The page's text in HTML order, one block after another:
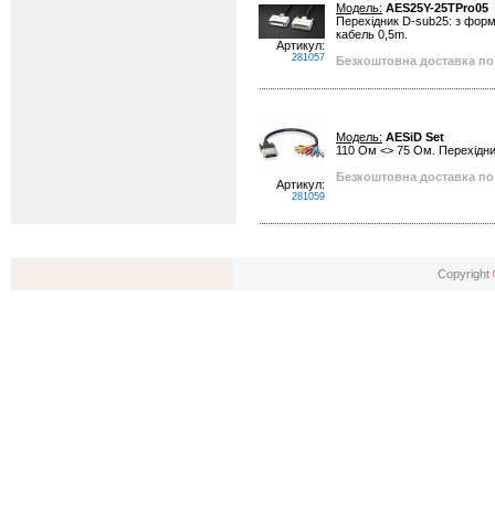
Артикул:
281057
Модель: AES25Y-25TPro05
Перехідник D-sub25: з
кабель 0,5m.
Безкоштовна доставка по
Артикул:
281059
Модель: AESiD Set
110 Ом <> 75 Ом.
Безкоштовна доставка по
Copyright